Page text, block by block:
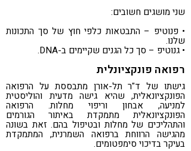
שני מושגים חשובים:
• פנוטיפ – התבטאות כלפי חוץ של סך התכונות
שלנו.
• גנוטיפ – סך כל הגנים שקיימים ב-DNA.
רפואה פונקציונלית
גישתו של ד"ר תל-אורן מתבססת על הרפואה
הפונקציונאלית, שהיא גישה מדעית והוליסטית
למניעה, אבחון וריפוי מחלות. הרפואה
הפונקציונאלית מתמקדת באיתור הגורמים
והתהליכים של מחלות ובטיפול בהם. זאת בשונה
מהגישה הרווחת ברפואה השמרנית, המתמקדת
בעיקר בדיכוי סימפטומים.